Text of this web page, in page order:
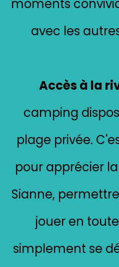
moments
avec les
Accès à la
camping
plage privée.
pour apprécier
Sianne,
jouer en
simplement se